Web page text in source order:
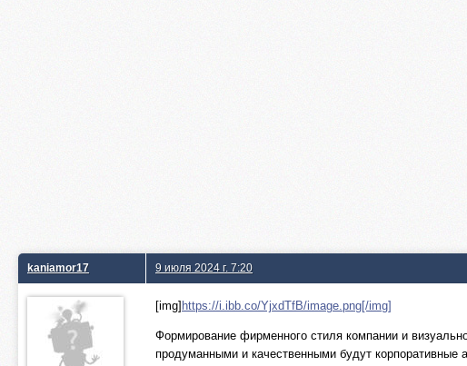
kaniamor17 9 июля 2024 г. 7:20
[img] https://i.ibb.co/YjxdTfB/image.png[/img]
Формирование фирменного стиля компании и
продуманными и качественными будут